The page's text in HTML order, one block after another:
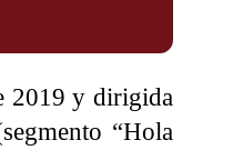
2019 y dirigida
“Hola